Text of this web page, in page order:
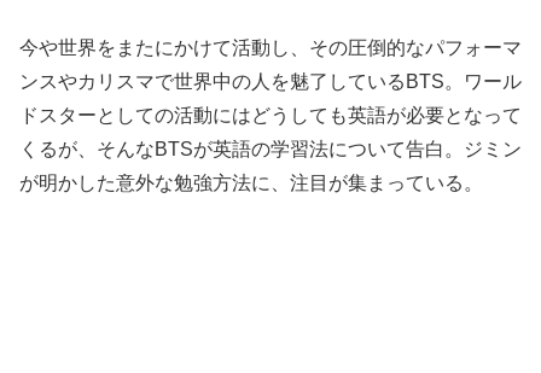
今や世界をまたにかけて活動し、その圧倒的なパフォーマ
ンスやカリスマで世界中の人を魅了しているBTS。ワール
ドスターとしての活動にはどうしても英語が必要となって
くるが、そんなBTSが英語の学習法について告白。ジミン
が明かした意外な勉強方法に、注目が集まっている。